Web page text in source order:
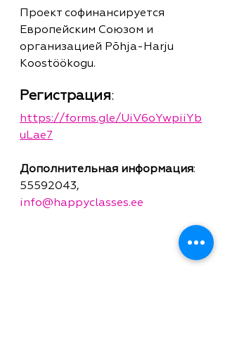
Проект софинансируется
Европейским Союзом и
организацией Põhja-Harju
Koostöökogu.
Регистрация:
https://forms.gle/UiV6oYwpiiYb
uLae7
Дополнительная информация:
55592043,
info@happyclasses.ee